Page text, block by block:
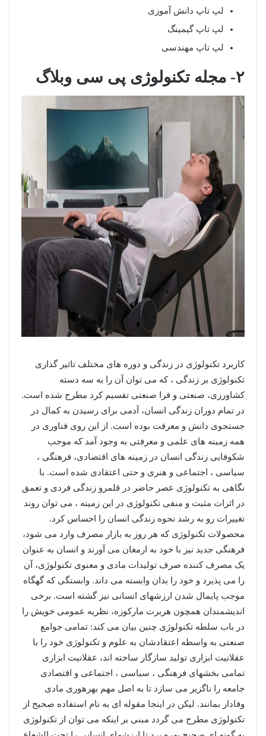
لپ تاپ دانش آموزی
لپ تاپ گیمینگ
لپ تاپ مهندسی
۲- مجله تکنولوژی پی سی وبلاگ
کاربرد تکنولوژی در زندگی و دوره های مختلف تاثیر گذاری
تکنولوژی بر زندگی ، که می توان آن را به سه دسته
کشاورزی، صنعتی و فرا صنعتی تقسیم کرد مطرح شده است.
در تمام دوران زندگی انسان، آدمی برای رسیدن به کمال در
جستجوی دانش و معرفت بوده است. از این روی فناوری در
همه زمینه های علمی و معرفتی به وجود آمد که موجب
شکوفایی زندگی انسان در زمینه های اقتصادی، فرهنگی ،
سیاسی ، اجتماعی و هنری و حتی اعتقادی شده است. با
نگاهی به تکنولوژی عصر حاضر در قلمرو زندگی فردی و تعمق
در اثرات مثبت و منفی تکنولوژی در این زمینه ، می توان روند
تغییرات رو به رشد نحوه زندگی انسان را احساس کرد.
محصولات تکنولوژی که هر روز به بازار مصرف وارد می شود،
فرهنگی جدید نیز با خود به ارمغان می آورند و انسان به عنوان
یک مصرف کننده صرف تولیدات مادی و معنوی تکنولوژی، آن
را می پذیرد و خود را بدان وابسته می داند. وابستگی که گهگاه
موجب پایمال شدن ارزشهای انسانی نیز گشته است. برخی
اندیشمندان همچون هربرت مارکوزه، نظریه عمومی خویش را
در باب سلطه تکنولوژی چنین بیان می کند: تمامی جوامع
صنعتی به واسطه اعتقادشان به علوم و تکنولوژی خود را با
عقلانیت ابزاری تولید سازگار ساخته اند، عقلانیت ابزاری
تمامی بخشهای فرهنگی ، سیاسی ، اجتماعی و اقتصادی
جامعه را ناگزیر می سازد تا به اصل مهم بهرهوری مادی
وفادار بمانند. لیکن در اینجا مقوله ای به نام استفاده صحیح از
تکنولوژی مطرح می گردد مبنی بر اینکه می توان از تکنولوژی